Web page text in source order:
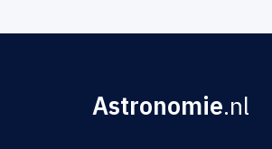
Astronomie.nl